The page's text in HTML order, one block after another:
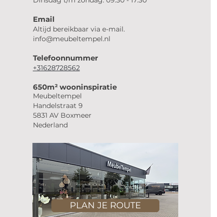
Email
Altijd bereikbaar via e-mail.
info@meubeltempel.nl
Telefoonnummer
+31628728562
650m² wooninspiratie
Meubeltempel
Handelstraat 9
5831 AV Boxmeer
Nederland
PLAN JE ROUTE